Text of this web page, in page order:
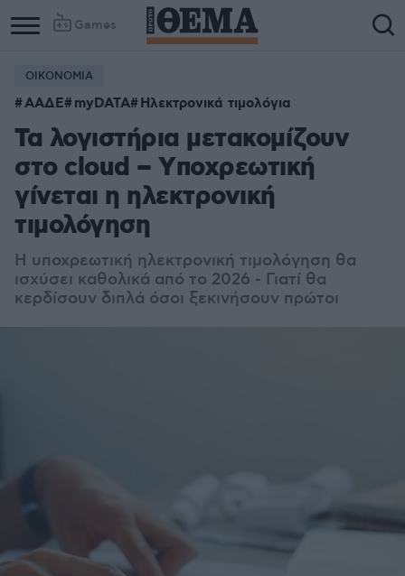
Games
Column
1
Column
2
ΟΙΚΟΝΟΜΙΑ
ΑΑΔΕ myDATA Ηλεκτρονικά τιμολόγια
Τα λογιστήρια μετακομίζουν
στο cloud – Yποχρεωτική
γίνεται η ηλεκτρονική
τιμολόγηση
Η υποχρεωτική ηλεκτρονική τιμολόγηση θα
ισχύσει καθολικά από το 2026 - Γιατί θα
κερδίσουν διπλά όσοι ξεκινήσουν πρώτοι